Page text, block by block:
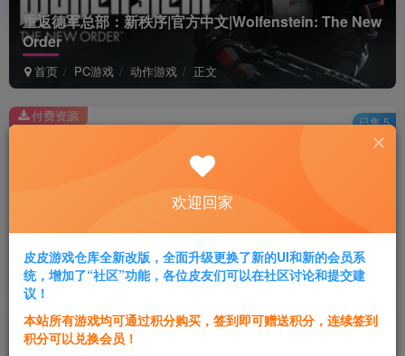
重返德军总部：新秩序|官方中文|Wolfenstein: The New
Order
首页 PC游戏 动作游戏 正文
此内容为付费资源，请付费后查看
2积分
黄金会员免费 超级会员免费
登录购买
付费资源 已售 5
群主1号
欢迎回家
皮皮游戏仓库全新改版，全面升级更换了新的UI和新的会员系
统，增加了“社区”功能，各位皮友们可以在社区讨论和提交建
议！
本站所有游戏均可通过积分购买，签到即可赠送积分，连续签到
积分可以兑换会员！